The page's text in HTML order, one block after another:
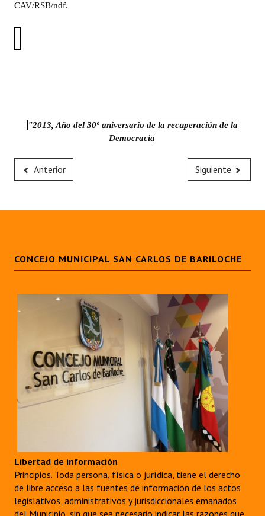
CAV/RSB/ndf.
"2013, Año del 30º aniversario de la recuperación de la
Democracia
Anterior Siguiente
CONCEJO MUNICIPAL SAN CARLOS DE BARILOCHE
Libertad de información
Principios. Toda persona, física o jurídica, tiene el derecho
de libre acceso a las fuentes de información de los actos
legislativos, administrativos y jurisdiccionales emanados
del Municipio, sin que sea necesario indicar las razones que